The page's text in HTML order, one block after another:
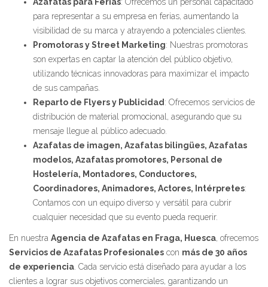
para representar a su empresa en ferias, aumentando la
visibilidad de su marca y atrayendo a potenciales clientes.
Promotoras y Street Marketing: Nuestras promotoras
son expertas en captar la atención del público objetivo,
utilizando técnicas innovadoras para maximizar el impacto
de sus campañas.
Reparto de Flyers y Publicidad : Ofrecemos servicios de
distribución de material promocional, asegurando que su
mensaje llegue al público adecuado.
Azafatas de imagen, Azafatas bilingües, Azafatas
modelos, Azafatas promotores, Personal de
Hostelería, Montadores, Conductores,
Coordinadores, Animadores, Actores, Intérpretes:
Contamos con un equipo diverso y versátil para cubrir
cualquier necesidad que su evento pueda requerir.
En nuestra Agencia de Azafatas en Fraga, Huesca, ofrecemos
Servicios de Azafatas Profesionales con más de 30 años
de experiencia. Cada servicio está diseñado para ayudar a los
clientes a lograr sus objetivos comerciales, garantizando un